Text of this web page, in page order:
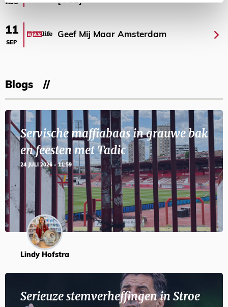
AUG
11
SEP
Geef Mij Maar Amsterdam
Blogs
Servische maffiabaas in grauwe bak
en feesten met Tadic
24 JULI 2026 - 11:59
Lindy Hofstra
Serieuze stemverheffingen in Stroe